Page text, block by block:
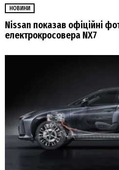
НОВИНИ
Nissan показав офіційні
електрокросовера NX7